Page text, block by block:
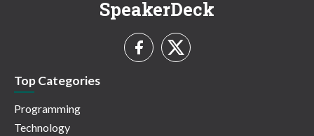
SpeakerDeck
Top Categories
Programming
Technology